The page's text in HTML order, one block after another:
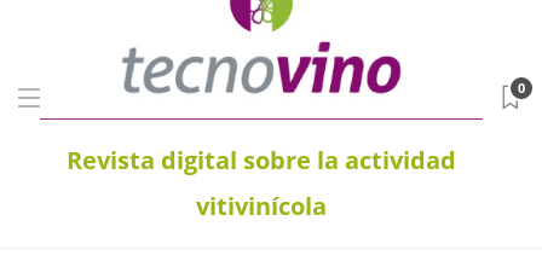
Revista digital sobre la actividad
vitivinícola
0